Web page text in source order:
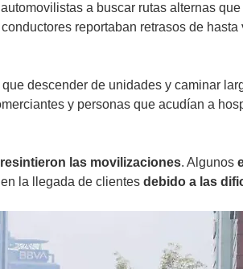
automovilistas a buscar rutas alternas
reportaban retrasos de hasta
descender de unidades y caminar
y personas que acudían a
las movilizaciones. Algunos
en la llegada de clientes debido a las